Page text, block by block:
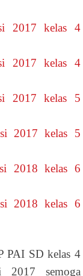
2017 kelas 4
2017 kelas 4
2017 kelas 5
2017 kelas 5
2018 kelas 6
2018 kelas 6
PAI SD kelas 4
2017 semoga